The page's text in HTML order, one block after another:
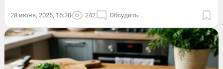
28 июня, 2026, 16:30 242 Обсудить